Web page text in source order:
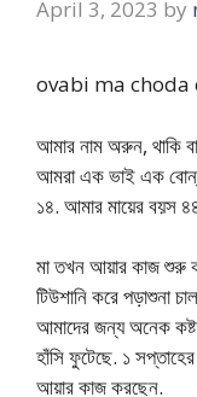
April 3, 2023 by
ovabi ma choda
আমার নাম অরুন, থাকি
আমরা এক ভাই এক
১৪. আমার মায়ের বয়স
মা তখন আয়ার কাজ শুরু
টিউশানি করে পড়াশুনা
আমাদের জন্য অনেক কষ্ট
হাঁসি ফুটেছে. ১
আয়ার কাজ করছেন.